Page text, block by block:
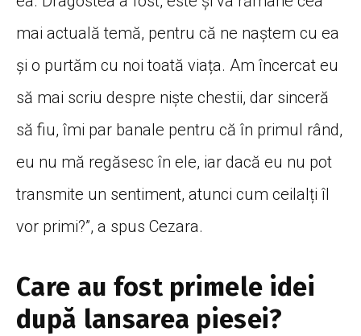
mai actuală temă, pentru că ne naștem cu ea
și o purtăm cu noi toată viața. Am încercat eu
să mai scriu despre niște chestii, dar sinceră
să fiu, îmi par banale pentru că în primul rând,
eu nu mă regăsesc în ele, iar dacă eu nu pot
transmite un sentiment, atunci cum ceilalți îl
vor primi?”, a spus Cezara.
Care au fost primele idei
după lansarea piesei?